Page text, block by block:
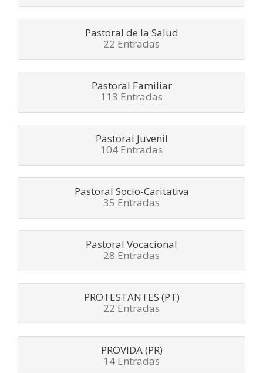
Pastoral de la Salud
22 Entradas
Pastoral Familiar
113 Entradas
Pastoral Juvenil
104 Entradas
Pastoral Socio-Caritativa
35 Entradas
Pastoral Vocacional
28 Entradas
PROTESTANTES (PT)
22 Entradas
PROVIDA (PR)
14 Entradas